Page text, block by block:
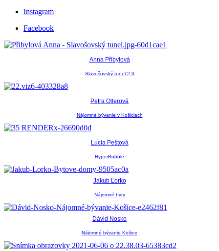
Instagram
Facebook
Anna Přibylová
Slavošovský tunel 2.0
Petra Ollerová
Nájomné bývanie v Košiciach
Lucia Peštová
HyperBubble
Jakub Ľorko
Nájomné byty
Dávid Nosko
Nájomné bývanie Košice